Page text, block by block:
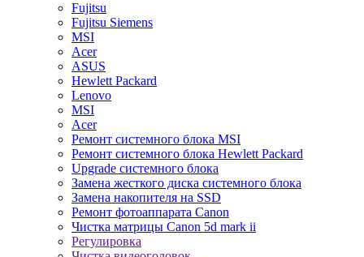
Fujitsu
Fujitsu Siemens
MSI
Acer
ASUS
Hewlett Packard
Lenovo
MSI
Acer
Ремонт системного блока MSI
Ремонт системного блока Hewlett Packard
Upgrade системного блока
Замена жесткого диска системного блока
Замена накопителя на SSD
Ремонт фотоаппарата Canon
Чистка матрицы Canon 5d mark ii
Регулировка